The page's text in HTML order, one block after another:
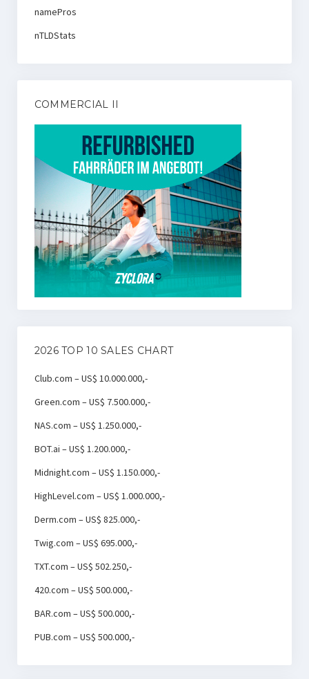
namePros
nTLDStats
COMMERCIAL II
2026 TOP 10 SALES CHART
Club.com – US$ 10.000.000,-
Green.com – US$ 7.500.000,-
NAS.com – US$ 1.250.000,-
BOT.ai – US$ 1.200.000,-
Midnight.com – US$ 1.150.000,-
HighLevel.com – US$ 1.000.000,-
Derm.com – US$ 825.000,-
Twig.com – US$ 695.000,-
TXT.com – US$ 502.250,-
420.com – US$ 500.000,-
BAR.com – US$ 500.000,-
PUB.com – US$ 500.000,-